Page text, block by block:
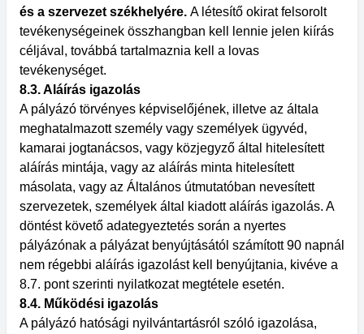
és a szervezet székhelyére. A létesítő okirat felsorolt
tevékenységeinek összhangban kell lennie jelen kiírás
céljával, továbbá tartalmaznia kell a lovas
tevékenységet.
8.3. Aláírás igazolás
A pályázó törvényes képviselőjének, illetve az általa
meghatalmazott személy vagy személyek ügyvéd,
kamarai jogtanácsos, vagy közjegyző által hitelesített
aláírás mintája, vagy az aláírás minta hitelesített
másolata, vagy az Általános útmutatóban nevesített
szervezetek, személyek által kiadott aláírás igazolás. A
döntést követő adategyeztetés során a nyertes
pályázónak a pályázat benyújtásától számított 90 napnál
nem régebbi aláírás igazolást kell benyújtania, kivéve a
8.7. pont szerinti nyilatkozat megtétele esetén.
8.4. Működési igazolás
A pályázó hatósági nyilvántartásról szóló igazolása,